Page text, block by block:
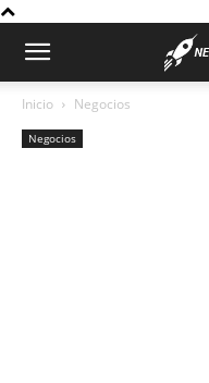
Inicio Negocios
Negocios